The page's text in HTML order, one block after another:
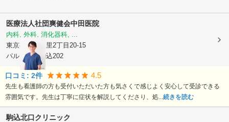
医療法人社団爽健会中田医院
内科, 外科, 消化器科, ...
東京都北区
中里2丁目20-15
パルシティ駒込202
口コミ: 2件 4.5
先生も看護師の方も受付いただいた方も気さくで感じよく安心して受診できる
雰囲気です。先生は丁寧に症状を解説してくださり、処... 続きを読む
駒込北口クリニック